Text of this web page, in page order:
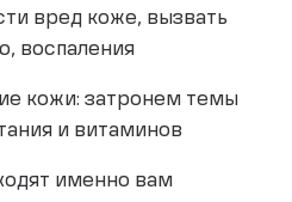
вред коже, вызвать
воспаления
кожи: затронем темы
и витаминов
именно вам